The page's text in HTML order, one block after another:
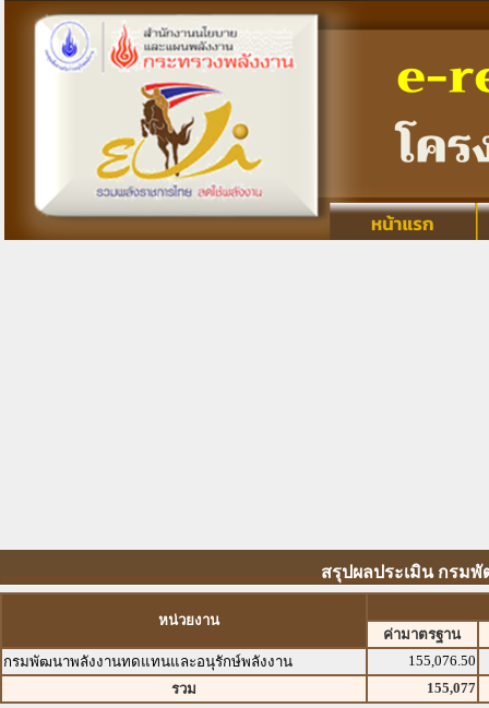
สรุปผลประเมิน กรม
หน่วยงาน
ค่ามาตรฐาน
กรมพัฒนาพลังงานทดแทนและอนุรักษ์พลังงาน
155,076.50
รวม
155,077